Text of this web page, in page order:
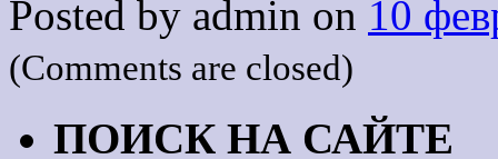
Posted by admin on 10
(Comments are closed)
ПОИСК НА САЙТЕ